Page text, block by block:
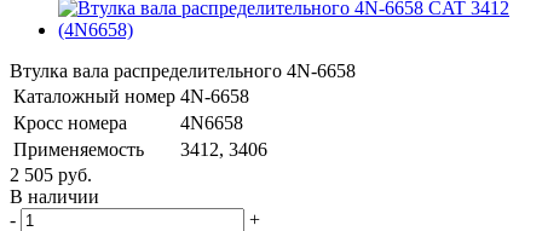
Втулка вала распределительного 4N-6658
Каталожный номер 4N-6658
Кросс номера
4N6658
Применяемость
3412, 3406
2 505 руб.
В наличии
-
+